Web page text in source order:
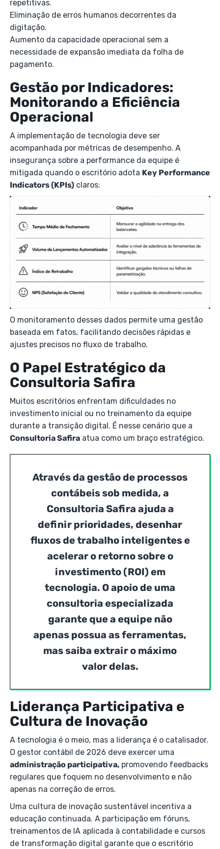
repetitivas.
Eliminação de erros humanos decorrentes da
digitação.
Aumento da capacidade operacional sem a
necessidade de expansão imediata da folha de
pagamento.
Gestão por Indicadores:
Monitorando a Eficiência
Operacional
A implementação de tecnologia deve ser
acompanhada por métricas de desempenho. A
insegurança sobre a performance da equipe é
mitigada quando o escritório adota Key Performance
Indicators (KPIs) claros:
O monitoramento desses dados permite uma gestão
baseada em fatos, facilitando decisões rápidas e
ajustes precisos no fluxo de trabalho.
O Papel Estratégico da
Consultoria Safira
Muitos escritórios enfrentam dificuldades no
investimento inicial ou no treinamento da equipe
durante a transição digital. É nesse cenário que a
Consultoria Safira atua como um braço estratégico.
Através da gestão de processos
contábeis sob medida, a
Consultoria Safira ajuda a
definir prioridades, desenhar
fluxos de trabalho inteligentes e
acelerar o retorno sobre o
investimento (ROI) em
tecnologia. O apoio de uma
consultoria especializada
garante que a equipe não
apenas possua as ferramentas,
mas saiba extrair o máximo
valor delas.
Liderança Participativa e
Cultura de Inovação
A tecnologia é o meio, mas a liderança é o catalisador.
O gestor contábil de 2026 deve exercer uma
administração participativa, promovendo feedbacks
regulares que foquem no desenvolvimento e não
apenas na correção de erros.
Uma cultura de inovação sustentável incentiva a
educação continuada. A participação em fóruns,
treinamentos de IA aplicada à contabilidade e cursos
de transformação digital garante que o escritório